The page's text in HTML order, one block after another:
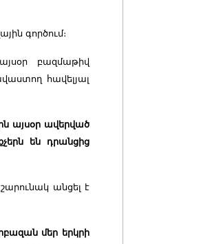
գործում։
բազմաթիվ
հավելյալ
այսօր ավերված
են դրանցից
անցել է
մեր երկրի